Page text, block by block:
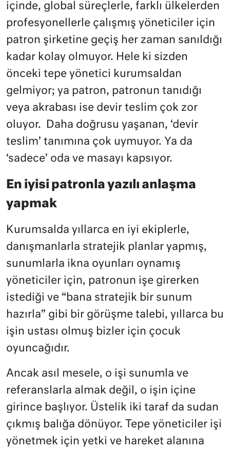
içinde, global süreçlerle, farklı ülkelerden
profesyonellerle çalışmış yöneticiler için
patron şirketine geçiş her zaman sanıldığı
kadar kolay olmuyor. Hele ki sizden
önceki tepe yönetici kurumsaldan
gelmiyor; ya patron, patronun tanıdığı
veya akrabası ise devir teslim çok zor
oluyor. Daha doğrusu yaşanan, ‘devir
teslim’ tanımına çok uymuyor. Ya da
‘sadece’ oda ve masayı kapsıyor.
En iyisi patronla yazılı anlaşma
yapmak
Kurumsalda yıllarca en iyi ekiplerle,
danışmanlarla stratejik planlar yapmış,
sunumlarla ikna oyunları oynamış
yöneticiler için, patronun işe girerken
istediği ve “bana stratejik bir sunum
hazırla” gibi bir görüşme talebi, yıllarca bu
işin ustası olmuş bizler için çocuk
oyuncağıdır.
Ancak asıl mesele, o işi sunumla ve
referanslarla almak değil, o işin içine
girince başlıyor. Üstelik iki taraf da sudan
çıkmış balığa dönüyor. Tepe yöneticiler işi
yönetmek için yetki ve hareket alanına